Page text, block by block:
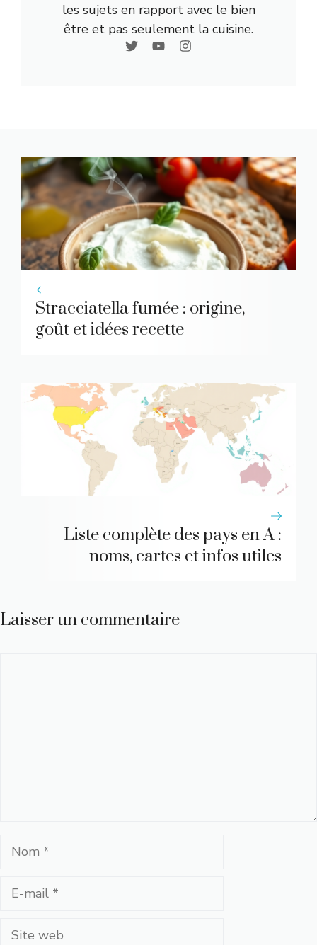
les sujets en rapport avec le bien
être et pas seulement la cuisine.
Stracciatella fumée : origine,
goût et idées recette
Liste complète des pays en A :
noms, cartes et infos utiles
Laisser un commentaire
Nom
Site